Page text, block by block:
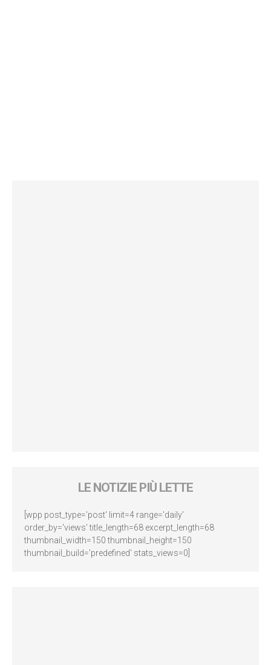
LE NOTIZIE PIÙ LETTE
[wpp post_type='post' limit=4 range='daily'
order_by='views' title_length=68 excerpt_length=68
thumbnail_width=150 thumbnail_height=150
thumbnail_build='predefined' stats_views=0]